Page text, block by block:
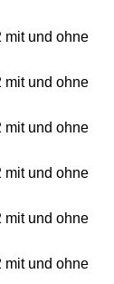
mit und ohne
mit und ohne
mit und ohne
mit und ohne
mit und ohne
mit und ohne